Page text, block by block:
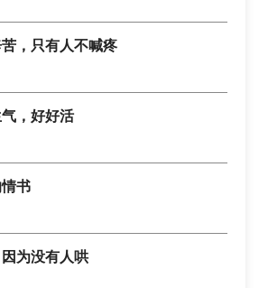
，只有人不喊疼
，好好活
书
为没有人哄